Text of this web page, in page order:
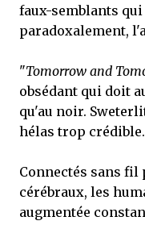
faux-semblants
paradoxalement,
"Tomorrow and
obsédant qui doit
qu'au noir.
hélas trop crédible.
Connectés sans fil
cérébraux, les
augmentée